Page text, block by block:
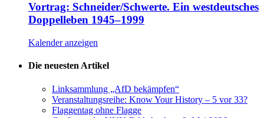
Vortrag: Schneider/Schwerte. Ein westdeutsches
Doppelleben 1945–1999
Kalender anzeigen
Die neuesten Artikel
Linksammlung „AfD bekämpfen“
Veranstaltungsreihe: Know Your History – 5 vor 33?
Flaggentag ohne Flagge